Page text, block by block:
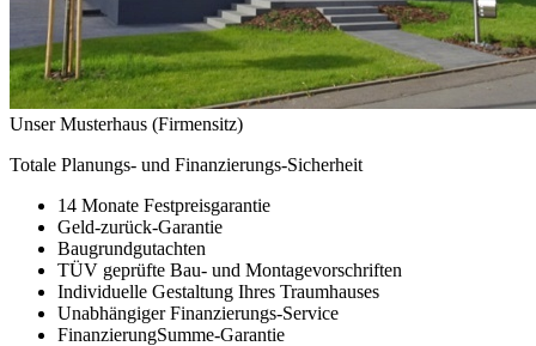
Unser Musterhaus (Firmensitz)
Totale Planungs- und Finanzierungs-Sicherheit
14 Monate Festpreisgarantie
Geld-zurück-Garantie
Baugrundgutachten
TÜV geprüfte Bau- und Montagevorschriften
Individuelle Gestaltung Ihres Traumhauses
Unabhängiger Finanzierungs-Service
FinanzierungSumme-Garantie